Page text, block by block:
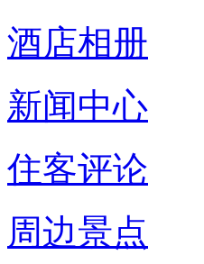
酒店相册
新闻中心
住客评论
周边景点